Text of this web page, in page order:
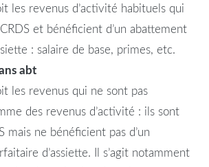
les revenus d’activité habituels qui
et bénéficient d’un abattement
: salaire de base, primes, etc.
abt
les revenus qui ne sont pas
des revenus d’activité : ils sont
mais ne bénéficient pas d’un
d’assiette. Il s’agit notamment